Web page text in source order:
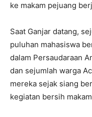
ke makam pejuang
Saat Ganjar datang,
puluhan mahasiswa
dalam Persaudaraan
dan sejumlah warga
mereka sejak siang
kegiatan bersih